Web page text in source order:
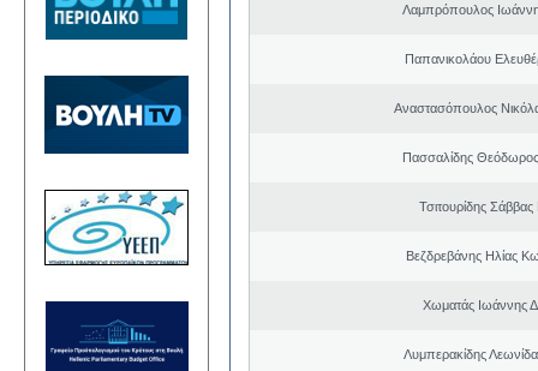
Λαμπρόπουλος
Παπανικολάου
Αναστασόπουλος
Πασσαλίδης
Τσιτουρίδης Σάββας
Βεζδρεβάνης Ηλίας
Χωματάς Ιωάννης
Λυμπερακίδης